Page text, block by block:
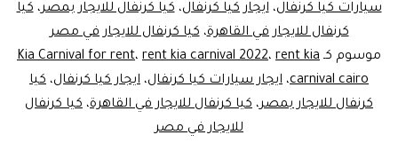
مصر
سيارات كيا كرنفال،ايجار كيا كرنفال،كيا كرنفال للايجار بمصر،كيا
كرنفال للايجار في القاهرة،كيا كرنفال للايجار في مصر
موسوم كـ
Kia Carnival for rent، rent kia carnival 2022، rent kia
carnival cairo، ايجار سيارات كيا كرنفال، ايجار كيا كرنفال، كيا
كرنفال للايجار بمصر، كيا كرنفال للايجار في القاهرة، كيا كرنفال
للايجار في مصر